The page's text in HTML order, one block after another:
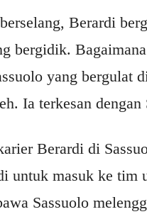
Berardi
bergidik.
yang bergulat
Ia terkesan dengan
Berardi di
untuk masuk ke tim
Sassuolo